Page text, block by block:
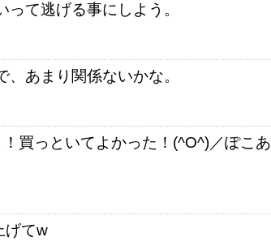
て逃げる事にしよう。
あまり関係ないかな。
買っといてよかった！(^O^)／ぽこあ
げてw